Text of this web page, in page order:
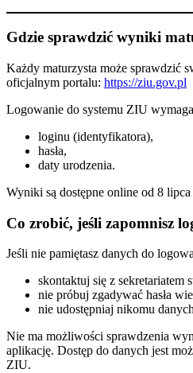
Gdzie sprawdzić wyniki
Każdy maturzysta może sprawdzić
oficjalnym portalu: https://ziu.gov.pl
Logowanie do systemu ZIU
loginu (identyfikatora),
hasła,
daty urodzenia.
Wyniki są dostępne online od 8
Co zrobić, jeśli zapomnisz
Jeśli nie pamiętasz danych do
skontaktuj się z sekretariatem
nie próbuj zgadywać hasła
nie udostępniaj nikomu
Nie ma możliwości sprawdzenia
aplikację. Dostęp do danych jest
ZIU.